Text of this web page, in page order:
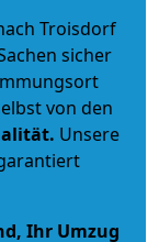
Troisdorf
sicher
von den
. Unsere
Ihr Umzug